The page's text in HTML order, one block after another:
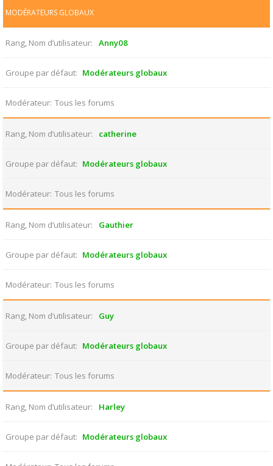
MODÉRATEURS GLOBAUX
Rang, Nom d’utilisateur Anny08
Groupe par défaut Modérateurs globaux
Modérateur Tous les forums
Rang, Nom d’utilisateur catherine
Groupe par défaut Modérateurs globaux
Modérateur Tous les forums
Rang, Nom d’utilisateur Gauthier
Groupe par défaut Modérateurs globaux
Modérateur Tous les forums
Rang, Nom d’utilisateur Guy
Groupe par défaut Modérateurs globaux
Modérateur Tous les forums
Rang, Nom d’utilisateur Harley
Groupe par défaut Modérateurs globaux